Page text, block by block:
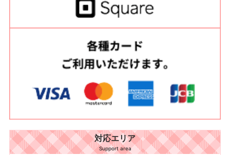
対応エリア
Support area